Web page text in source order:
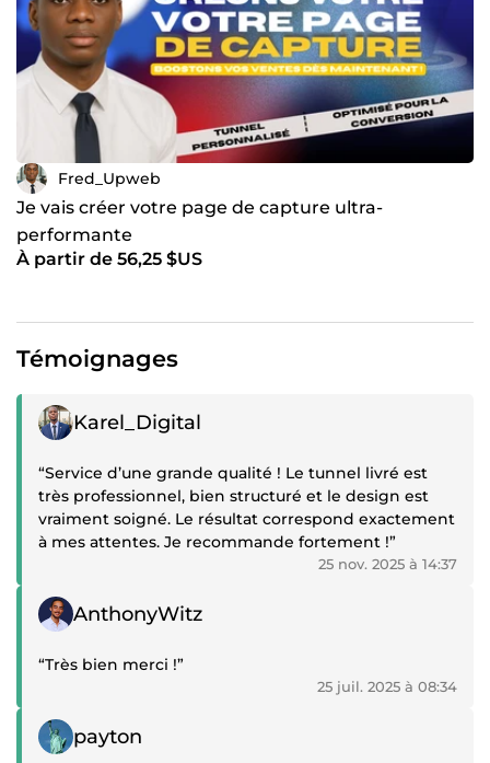
Fred_Upweb
Je vais créer votre page de capture ultra-
performante
À partir de 56,25 $US
Témoignages
Témoignage positif
Karel_Digital
“Service d’une grande qualité ! Le tunnel livré est
très professionnel, bien structuré et le design est
vraiment soigné. Le résultat correspond exactement
à mes attentes. Je recommande fortement !”
25 nov. 2025 à 14:37
Témoignage positif
AnthonyWitz
“Très bien merci !”
25 juil. 2025 à 08:34
Témoignage positif
payton